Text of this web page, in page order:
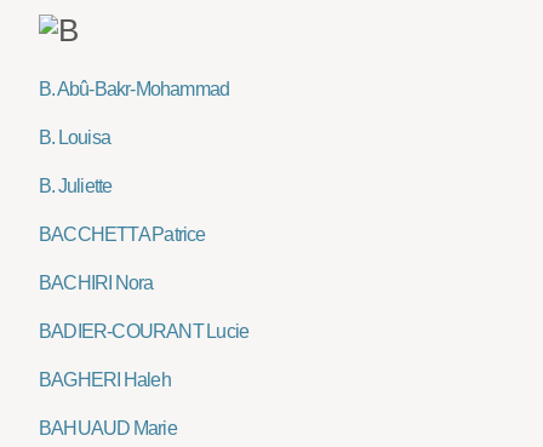
B. Abû-Bakr-Mohammad
B. Louisa
B. Juliette
BACCHETTA Patrice
BACHIRI Nora
BADIER-COURANT Lucie
BAGHERI Haleh
BAHUAUD Marie